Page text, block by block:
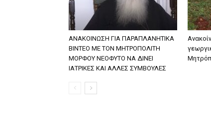
ΑΝΑΚΟΙΝΩΣΗ ΓΙΑ ΠΑΡΑΠΛΑΝΗΤΙΚΑ
ΒΙΝΤΕΟ ΜΕ ΤΟΝ ΜΗΤΡΟΠΟΛΙΤΗ
ΜΟΡΦΟΥ ΝΕΟΦΥΤΟ ΝΑ ΔΙΝΕΙ
ΙΑΤΡΙΚΕΣ ΚΑΙ ΑΛΛΕΣ ΣΥΜΒΟΥΛΕΣ